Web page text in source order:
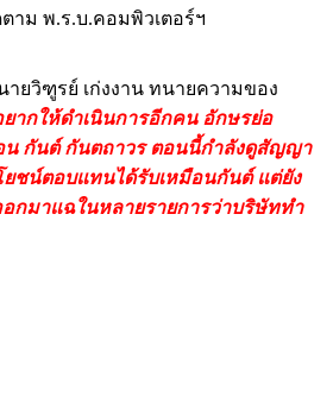
าม พ.ร.บ.คอมพิวเตอร์ฯ
ายวิฑูรย์ เก่งงาน ทนายความของ
ากให้ดำเนินการอีกคน อักษรย่อ
น กันต์ กันตถาวร ตอนนี้กำลังดูสัญญา
ชน์ตอบแทนได้รับเหมือนกันต์ แต่ยัง
อกมาแฉในหลายรายการว่าบริษัททำ